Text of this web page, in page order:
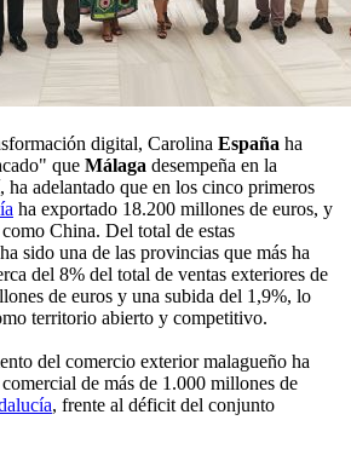
digital, Carolina España ha
que Málaga desempeña en la
ha adelantado que en los cinco primeros
ha exportado 18.200 millones de euros, y
China. Del total de estas
ha sido una de las provincias que más ha
del 8% del total de ventas exteriores de
de euros y una subida del 1,9%, lo
territorio abierto y competitivo.
del comercio exterior malagueño ha
de más de 1.000 millones de
, frente al déficit del conjunto